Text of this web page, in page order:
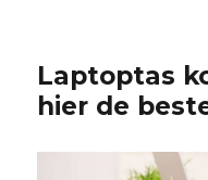
Laptoptas
hier de